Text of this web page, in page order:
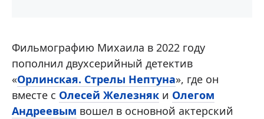
Фильмографию Михаила в 2022 году
пополнил двухсерийный детектив
«Орлинская. Стрелы Нептуна», где он
вместе с Олесей Железняк и Олегом
Андреевым вошел в основной актерский